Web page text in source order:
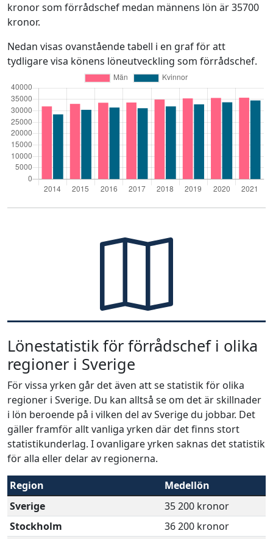
kronor som förrådschef medan männens lön är 35700
kronor.
Nedan visas ovanstående tabell i en graf för att
tydligare visa könens löneutveckling som förrådschef.
Lönestatistik för förrådschef i olika
regioner i Sverige
För vissa yrken går det även att se statistik för olika
regioner i Sverige. Du kan alltså se om det är skillnader
i lön beroende på i vilken del av Sverige du jobbar. Det
gäller framför allt vanliga yrken där det finns stort
statistikunderlag. I ovanligare yrken saknas det statistik
för alla eller delar av regionerna.
Region
Medellön
Sverige
35 200 kronor
Stockholm
36 200 kronor